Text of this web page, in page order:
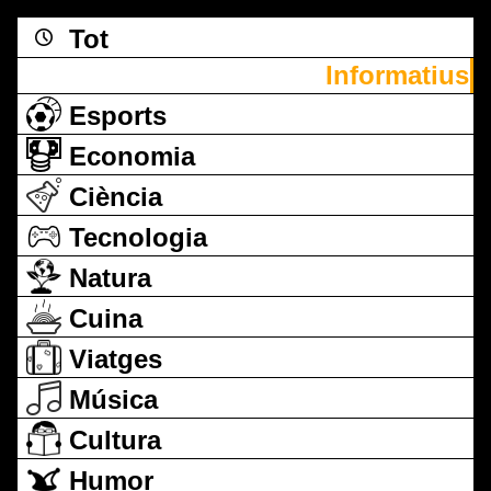
Tot
Informatius
Esports
Economia
Ciència
Tecnologia
Natura
Cuina
Viatges
Música
Cultura
Humor